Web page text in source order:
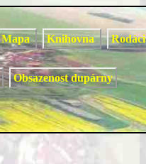
Mapa Knihovna Rodáci
Obsazenost dupárny